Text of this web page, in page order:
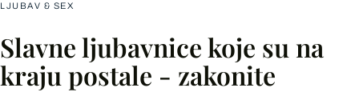
LJUBAV & SEX
Slavne ljubavnice koje su na
kraju postale - zakonite
Facebook